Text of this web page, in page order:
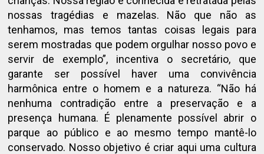
nossas tragédias e mazelas. Não que não as
tenhamos, mas temos tantas coisas legais para
serem mostradas que podem orgulhar nosso povo e
servir de exemplo”, incentiva o secretário, que
garante ser possível haver uma convivência
harmônica entre o homem e a natureza. “Não há
nenhuma contradição entre a preservação e a
presença humana. É plenamente possível abrir o
parque ao público e ao mesmo tempo mantê-lo
conservado. Nosso objetivo é criar aqui uma cultura